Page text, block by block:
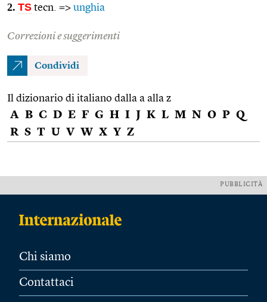
2. TS tecn. => unghia
Correzioni e suggerimenti
Condividi
Il dizionario di italiano dalla a alla z
A B C D E F G H I J K L M N O P Q
R S T U V W X Y Z
PUBBLICITÀ
Chi siamo
Contattaci